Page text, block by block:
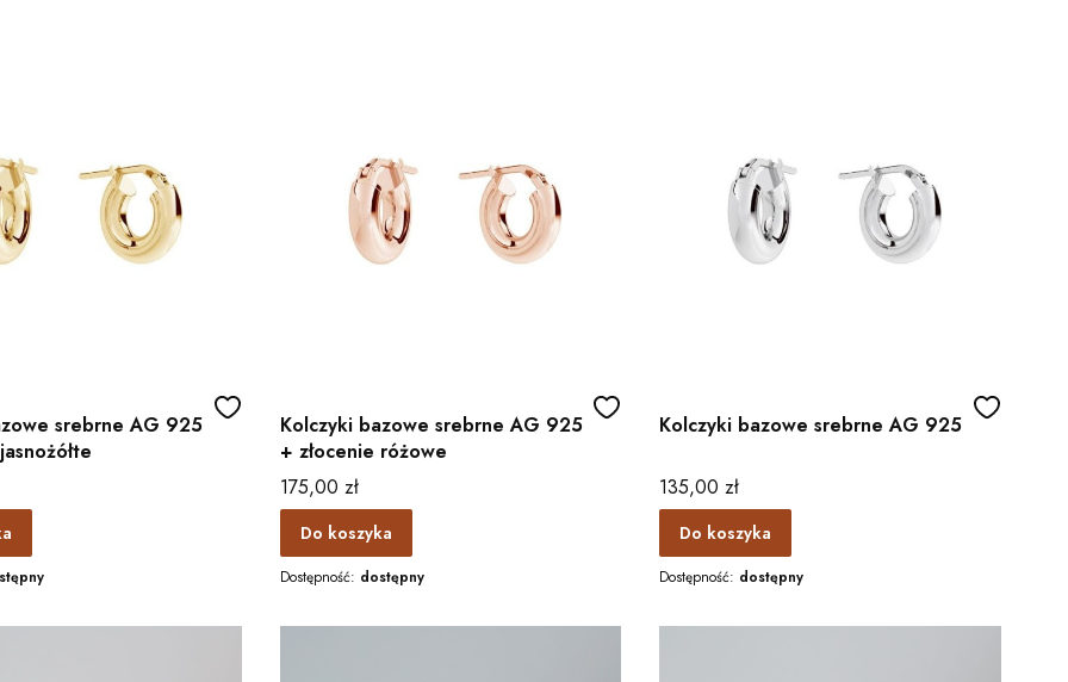
srebrne AG 925
Kolczyki bazowe srebrne AG 925
+ złocenie różowe
Cena
175,00 zł
Do koszyka
Dostępność: dostępny
Kolczyki bazowe srebrne AG 925
Cena
135,00 zł
Do koszyka
Dostępność: dostępny